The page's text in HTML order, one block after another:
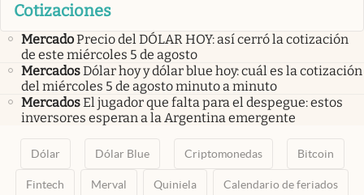
Cotizaciones
MercadoPrecio del DÓLAR HOY: así cerró la cotización
de este miércoles 5 de agosto
MercadosDólar hoy y dólar blue hoy: cuál es la cotización
del miércoles 5 de agosto minuto a minuto
MercadosEl jugador que falta para el despegue: estos
inversores esperan a la Argentina emergente
Dólar Dólar Blue Criptomonedas Bitcoin
Fintech Merval Quiniela Calendario de feriados